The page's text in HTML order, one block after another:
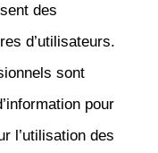
des
d’utilisateurs.
sont
pour
l’utilisation des